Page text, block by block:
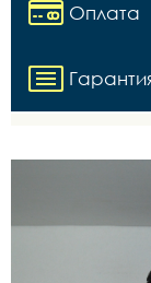
Оплата